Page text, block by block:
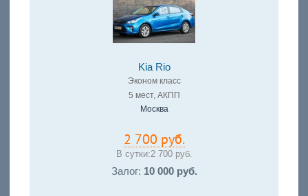
Kia Rio
Эконом класс
5 мест, АКПП
Москва
2 700 руб.
В сутки:2 700 руб.
Залог: 10 000 руб.